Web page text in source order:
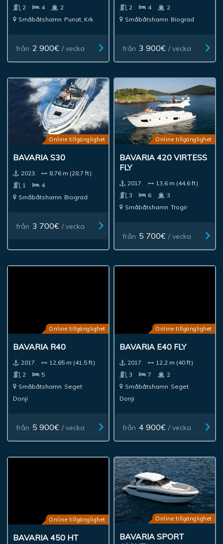
2
4
2
Småbåtshamn Punat, Krk
från 2 900€ / vecka
2
4
2
Småbåtshamn Biograd
från 3 900€ / vecka
Online tillgänglighet
BAVARIA S30
2023.
8,76 m (28,7 ft)
1
4
Småbåtshamn Biograd
från 3 700€ / vecka
Online tillgänglighet
BAVARIA 420 VIRTESS
FLY
2017.
13,6 m (44,6 ft)
3
6
3
Småbåtshamn Trogir
från 5 700€ / vecka
Online tillgänglighet
BAVARIA R40
2017.
12,65 m (41,5 ft)
2
5
Småbåtshamn Seget
Donji
från 5 900€ / vecka
Online tillgänglighet
BAVARIA E40 FLY
2017.
12,2 m (40 ft)
3
7
2
Småbåtshamn Seget
Donji
från 4 900€ / vecka
Online tillgänglighet
BAVARIA 450 HT
Online tillgänglighet
BAVARIA SPORT